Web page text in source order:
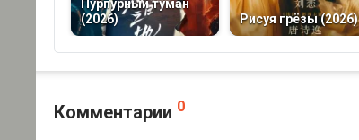
Пурпурный туман
(2026)
Рисуя грёзы (2026)
Комментарии 0